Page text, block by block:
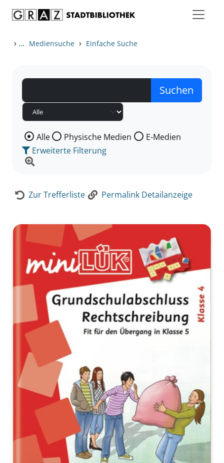
› ... Mediensuche › Einfache Suche
Wählen Sie die Medienart nach der Sie suchen wollen.
Alle Physische Medien
E-Medien
Erweiterte Filterung
Zur Trefferliste Permalink Detailanzeige